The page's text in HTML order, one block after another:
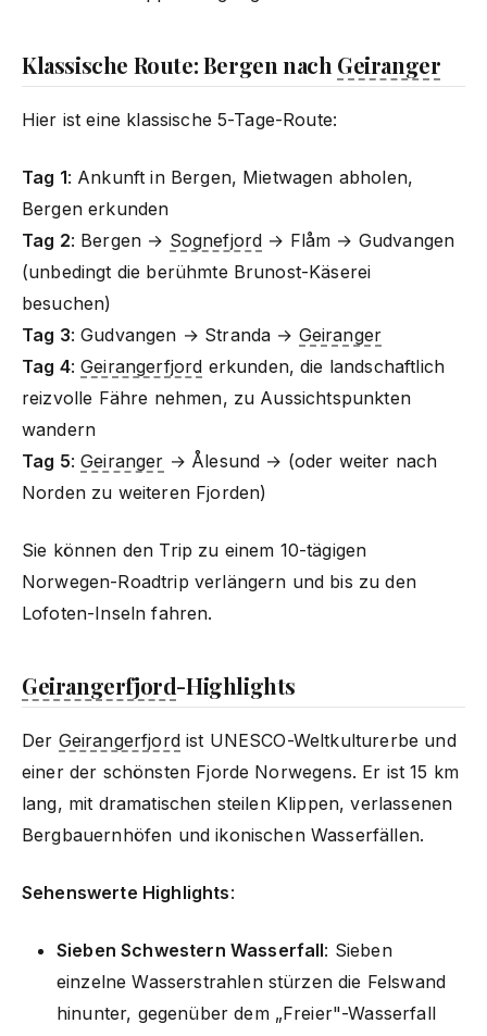
Klassische Route: Bergen nach Geiranger
Hier ist eine klassische 5-Tage-Route:
Tag 1: Ankunft in Bergen, Mietwagen abholen,
Bergen erkunden
Tag 2: Bergen → Sognefjord → Flåm → Gudvangen
(unbedingt die berühmte Brunost-Käserei
besuchen)
Tag 3: Gudvangen → Stranda → Geiranger
Tag 4:Geirangerfjord erkunden, die landschaftlich
reizvolle Fähre nehmen, zu Aussichtspunkten
wandern
Tag 5:Geiranger → Ålesund → (oder weiter nach
Norden zu weiteren Fjorden)
Sie können den Trip zu einem 10-tägigen
Norwegen-Roadtrip verlängern und bis zu den
Lofoten-Inseln fahren.
Geirangerfjord-Highlights
Der Geirangerfjordist UNESCO-Weltkulturerbe und
einer der schönsten Fjorde Norwegens. Er ist 15 km
lang, mit dramatischen steilen Klippen, verlassenen
Bergbauernhöfen und ikonischen Wasserfällen.
Sehenswerte Highlights:
Sieben Schwestern Wasserfall: Sieben
einzelne Wasserstrahlen stürzen die Felswand
hinunter, gegenüber dem „Freier"-Wasserfall